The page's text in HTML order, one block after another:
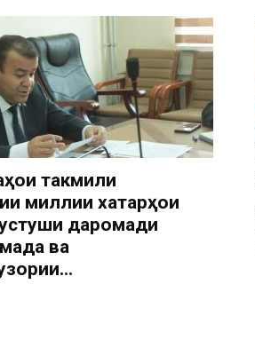
такмили
миллии хатарҳои
даромади
ва